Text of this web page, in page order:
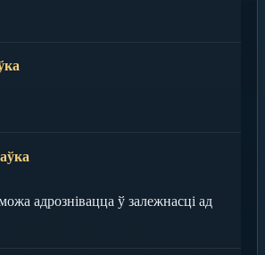
адрознівацца ў залежнасці ад